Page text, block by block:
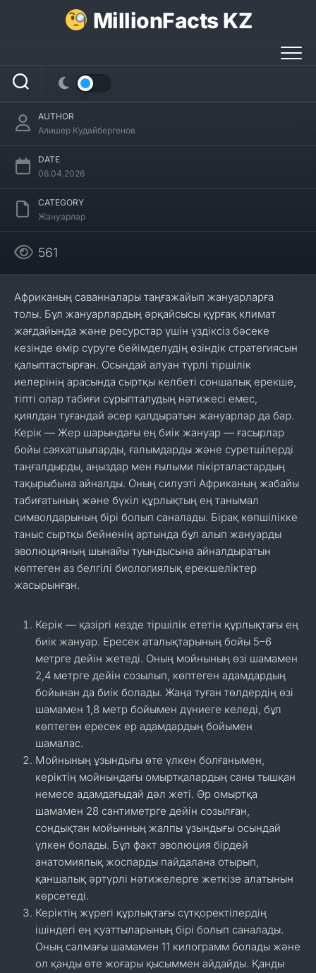
MillionFacts KZ
AUTHOR
Алишер Кудайбергенов
DATE
06.04.2026
CATEGORY
Жануарлар
561
Африканың саванналары таңғажайып жануарларға
толы. Бұл жануарлардың әрқайсысы құрғақ климат
жағдайында және ресурстар үшін үздіксіз бәсеке
кезінде өмір сүруге бейімделудің өзіндік стратегиясын
қалыптастырған. Осындай алуан түрлі тіршілік
иелерінің арасында сыртқы келбеті соншалық ерекше,
тіпті олар табиғи сұрыпталудың нәтижесі емес,
қиялдан туғандай әсер қалдыратын жануарлар да бар.
Керік — Жер шарындағы ең биік жануар — ғасырлар
бойы саяхатшыларды, ғалымдарды және суретшілерді
таңғалдырды, аңыздар мен ғылыми пікірталастардың
тақырыбына айналды. Оның силуэті Африканың жабайы
табиғатының және бүкіл құрлықтың ең танымал
символдарының бірі болып саналады. Бірақ көпшілікке
таныс сыртқы бейненің артында бұл алып жануарды
эволюцияның шынайы туындысына айналдыратын
көптеген аз белгілі биологиялық ерекшеліктер
жасырынған.
Керік — қазіргі кезде тіршілік ететін құрлықтағы ең
биік жануар. Ересек аталықтарының бойы 5–6
метрге дейін жетеді. Оның мойнының өзі шамамен
2,4 метрге дейін созылып, көптеген адамдардың
бойынан да биік болады. Жаңа туған төлдердің өзі
шамамен 1,8 метр бойымен дүниеге келеді, бұл
көптеген ересек ер адамдардың бойымен
шамалас.
Мойнының ұзындығы өте үлкен болғанымен,
керіктің мойнындағы омыртқалардың саны тышқан
немесе адамдағыдай дәл жеті. Әр омыртқа
шамамен 28 сантиметрге дейін созылған,
сондықтан мойынның жалпы ұзындығы осындай
үлкен болады. Бұл факт эволюция бірдей
анатомиялық жоспарды пайдалана отырып,
қаншалық әртүрлі нәтижелерге жеткізе алатынын
көрсетеді.
Керіктің жүрегі құрлықтағы сүтқоректілердің
ішіндегі ең қуаттыларының бірі болып саналады.
Оның салмағы шамамен 11 килограмм болады және
ол қанды өте жоғары қысыммен айдайды. Қанды